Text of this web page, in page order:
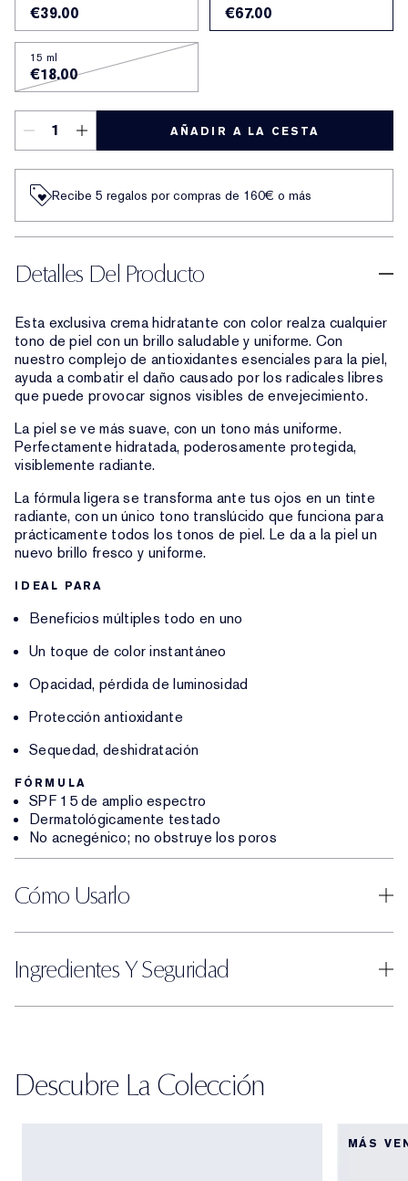
€39.00 €67.00
15 ml
€18.00
AÑADIR A LA CESTA
Recibe 5 regalos por compras de 160€ o más
Detalles Del Producto
Esta exclusiva crema hidratante con color realza cualquier
tono de piel con un brillo saludable y uniforme. Con
nuestro complejo de antioxidantes esenciales para la piel,
ayuda a combatir el daño causado por los radicales libres
que puede provocar signos visibles de envejecimiento.
La piel se ve más suave, con un tono más uniforme.
Perfectamente hidratada, poderosamente protegida,
visiblemente radiante.
La fórmula ligera se transforma ante tus ojos en un tinte
radiante, con un único tono translúcido que funciona para
prácticamente todos los tonos de piel. Le da a la piel un
nuevo brillo fresco y uniforme.
IDEAL PARA
Beneficios múltiples todo en uno
Un toque de color instantáneo
Opacidad, pérdida de luminosidad
Protección antioxidante
Sequedad, deshidratación
FÓRMULA
SPF 15 de amplio espectro
Dermatológicamente testado
No acnegénico; no obstruye los poros
Cómo Usarlo
Ingredientes Y Seguridad
Descubre La Colección
MÁS